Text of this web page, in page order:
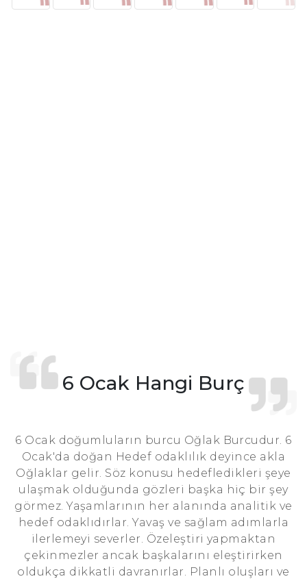
6 Ocak Hangi Burç
6 Ocak doğumluların burcu Oğlak Burcudur. 6
Ocak'da doğan Hedef odaklılık deyince akla
Oğlaklar gelir. Söz konusu hedefledikleri şeye
ulaşmak olduğunda gözleri başka hiç bir şey
görmez. Yaşamlarının her alanında analitik ve
hedef odaklıdırlar. Yavaş ve sağlam adımlarla
ilerlemeyi severler. Özeleştiri yapmaktan
çekinmezler ancak başkalarını eleştirirken
oldukça dikkatli davranırlar. Planlı oluşları ve